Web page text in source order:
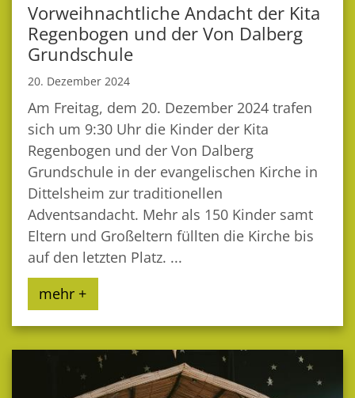
Vorweihnachtliche Andacht der Kita
Regenbogen und der Von Dalberg
Grundschule
20. Dezember 2024
Am Freitag, dem 20. Dezember 2024 trafen
sich um 9:30 Uhr die Kinder der Kita
Regenbogen und der Von Dalberg
Grundschule in der evangelischen Kirche in
Dittelsheim zur traditionellen
Adventsandacht. Mehr als 150 Kinder samt
Eltern und Großeltern füllten die Kirche bis
auf den letzten Platz. ...
mehr +